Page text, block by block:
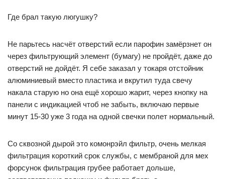
Где брал такую люгушку?
Не парьтесь насчёт отверстий если парофин замёрзнет он
через фильтрующий элемент (бумагу) не пройдёт, даже до
отверстий не дойдёт. Я себе заказал у токаря отстойник
алюминиевый вместо пластика и вкрутил туда свечу
накала старую но она ещё хорошо жарит, через кнопку на
панели с индикацией чтоб не забыть, включаю первые
минут 15-30 уже 3 года на одной свечки полет нормальный.
Со сквозной дырой это комонрэйл фильтр, очень мелкая
фильтрация короткий срок службы, с мембраной для мех
форсунок фильтрация грубее работает дольше,